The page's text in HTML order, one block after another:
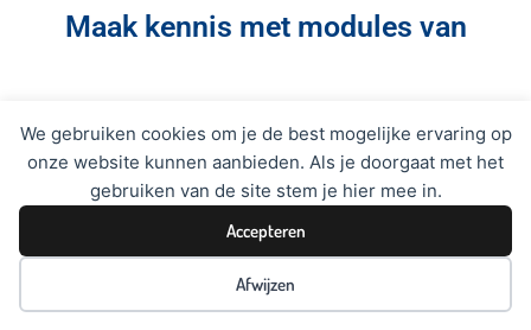
We gebruiken cookies om je de best mogelijke ervaring op
onze website kunnen aanbieden. Als je doorgaat met het
gebruiken van de site stem je hier mee in.
Accepteren
Afwijzen
Maak kennis met modules van
